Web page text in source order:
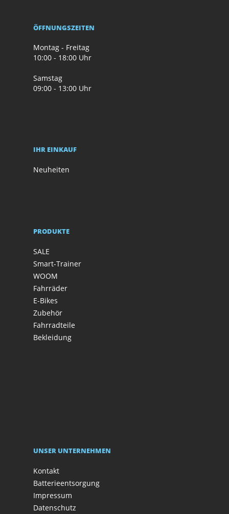
ÖFFNUNGSZEITEN
Montag - Freitag
10:00 - 18:00 Uhr
Samstag
09:00 - 13:00 Uhr
IHR EINKAUF
Neuheiten
PRODUKTE
SALE
Smart-Trainer
WOOM
Fahrräder
E-Bikes
Zubehör
Fahrradteile
Bekleidung
UNSER UNTERNEHMEN
Kontakt
Batterieentsorgung
Impressum
Datenschutz